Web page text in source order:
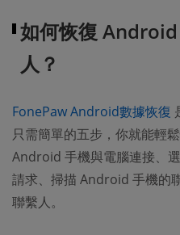
如何恢復
人？
FonePaw Android數據恢復
只需簡單的五步，你就能
Android 手機與電腦連接、
請求、掃描 Android 手機的
聯繫人。